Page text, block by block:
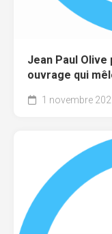
Jean Paul
ouvrage qui
1 novembre